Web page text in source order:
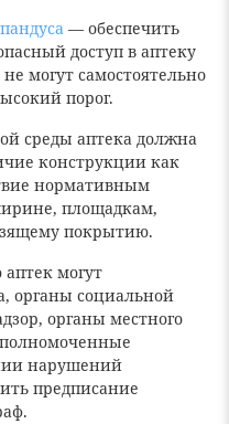
пандуса — обеспечить
доступ в аптеку
могут самостоятельно
порог.
среды аптека должна
конструкции как
нормативным
площадкам,
покрытию.
могут
органы социальной
органы местного
нарушений
предписание